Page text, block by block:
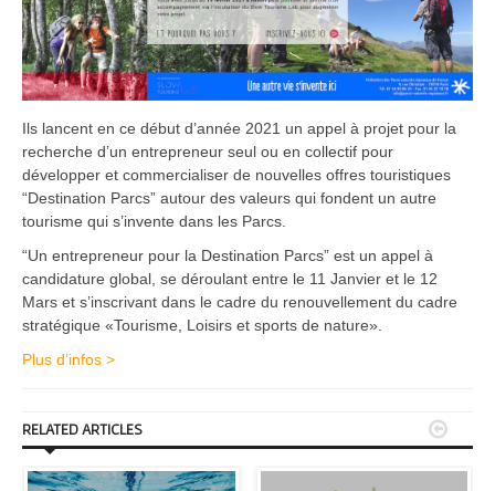
Ils lancent en ce début d’année 2021 un appel à projet pour la
recherche d’un entrepreneur seul ou en collectif pour
développer et commercialiser de nouvelles offres touristiques
“Destination Parcs” autour des valeurs qui fondent un autre
tourisme qui s’invente dans les Parcs.
“Un entrepreneur pour la Destination Parcs” est un appel à
candidature global, se déroulant entre le 11 Janvier et le 12
Mars et s’inscrivant dans le cadre du renouvellement du cadre
stratégique «Tourisme, Loisirs et sports de nature».
Plus d’infos >
RELATED ARTICLES 